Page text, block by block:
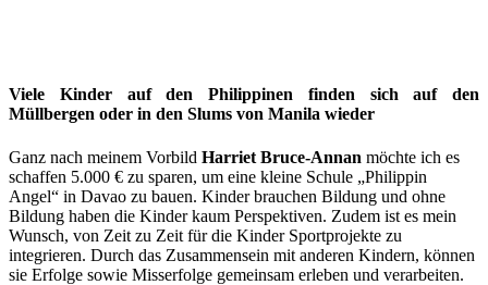
Viele Kinder auf den Philippinen finden sich auf den
Müllbergen oder in den Slums von Manila wieder
Ganz nach meinem Vorbild Harriet Bruce-Annan möchte ich es
schaffen 5.000 € zu sparen, um eine kleine Schule „Philippin
Angel“ in Davao zu bauen. Kinder brauchen Bildung und ohne
Bildung haben die Kinder kaum Perspektiven. Zudem ist es mein
Wunsch, von Zeit zu Zeit für die Kinder Sportprojekte zu
integrieren. Durch das Zusammensein mit anderen Kindern, können
sie Erfolge sowie Misserfolge gemeinsam erleben und verarbeiten.